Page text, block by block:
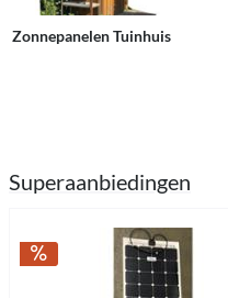
Zonnepanelen Tuinhuis
Superaanbiedingen